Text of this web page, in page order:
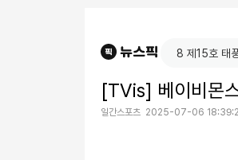
[TVis] 베이비몬
일간스포츠 2025-07-06